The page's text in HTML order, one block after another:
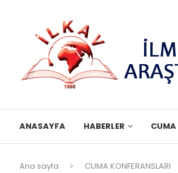
ANASAYFA HABERLER CUMA
Ana sayfa CUMA KONFERANSLARI